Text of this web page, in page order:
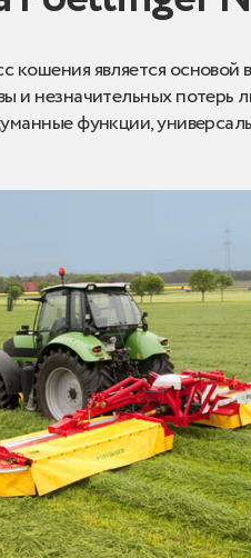
кошения является
и незначительных
функции,